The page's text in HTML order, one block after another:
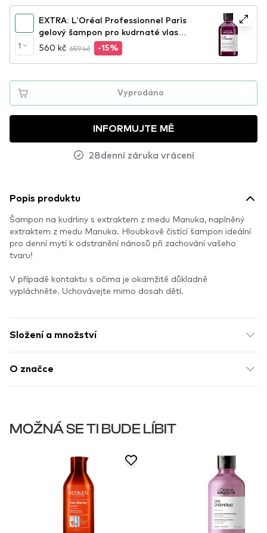
1
EXTRA: L'Oréal Professionnel Paris
gelový šampon pro kudrnaté vlasy -
Curl Expression Anti-Buildup
Cleansing Jelly Shampoo
560 kč 659 kč -15%
Vyprodáno
INFORMUJTE MĚ
28denní záruka vrácení
Popis produktu
Šampon na kudrliny s extraktem z medu Manuka, naplněný
extraktem z medu Manuka. Hloubkově čistící šampon ideální
pro denní mytí k odstranění nánosů při zachování vašeho
tvaru!
V případě kontaktu s očima je okamžitě důkladně
vypláchněte. Uchovávejte mimo dosah dětí.
Složení a množství
O značce
MOŽNÁ SE TI BUDE LÍBIT